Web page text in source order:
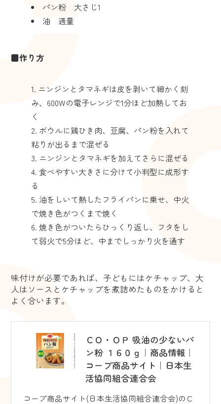
パン粉 大さじ1
油 適量
■作り方
ニンジンとタマネギは皮を剥いて細かく刻
み、600Wの電子レンジで1分ほど加熱してお
く
ボウルに鶏ひき肉、豆腐、パン粉を入れて
粘りが出るまで混ぜる
ニンジンとタマネギを加えてさらに混ぜる
食べやすい大きさに分けて小判型に成形す
る
油をしいて熱したフライパンに乗せ、中火
で焼き色がつくまで焼く
焼き色がついたらひっくり返し、フタをし
て弱火で5分ほど、中までしっかり火を通す
味付けが必要であれば、子どもにはケチャップ、大
人はソースとケチャップを煮詰めたものをかけると
よく合います。
ＣＯ・ＯＰ 吸油の少ないパ
ン粉 １６０ｇ｜商品情報｜
コープ商品サイト｜日本生
活協同組合連合会
コープ商品サイト(日本生活協同組合連合会)のＣ